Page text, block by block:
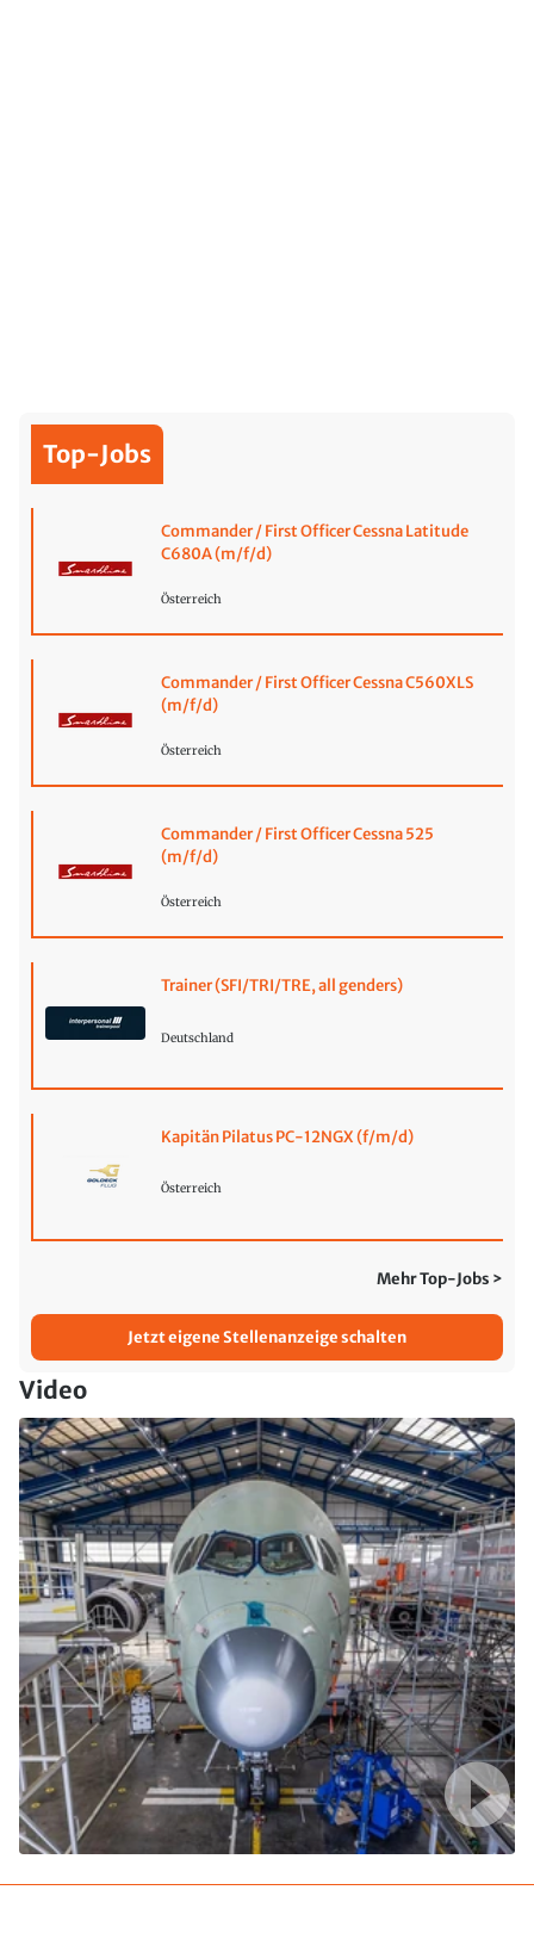
Top-Jobs
Commander / First Officer Cessna Latitude
C680A (m/f/d)
Österreich
Commander / First Officer Cessna C560XLS
(m/f/d)
Österreich
Commander / First Officer Cessna 525
(m/f/d)
Österreich
Trainer (SFI/TRI/TRE, all genders)
Deutschland
Kapitän Pilatus PC-12NGX (f/m/d)
Österreich
Mehr Top-Jobs >
Jetzt eigene Stellenanzeige schalten
Video